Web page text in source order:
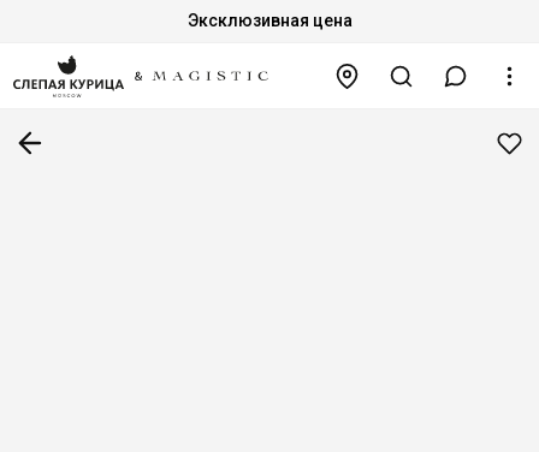
Эксклюзивная цена